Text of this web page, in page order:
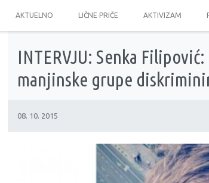
AKTUELNO LIČNE PRIČE AKTIVIZAM
INTERVJU: Senka
manjinske grupe
08. 10. 2015